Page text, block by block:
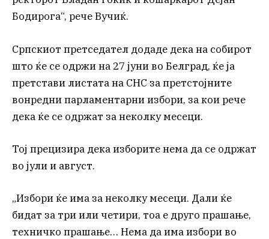
Бодирога“, рече Вучиќ.
Српскиот претседател додаде дека на собирот
што ќе се одржи на 27 јуни во Белград, ќе ја
претстави листата на СНС за претстојните
вонредни парламентарни избори, за кои рече
дека ќе се одржат за неколку месеци.
Тој прецизира дека изборите нема да се одржат
во јули и август.
„Избори ќе има за неколку месеци. Дали ќе
бидат за три или четири, тоа е друго прашање,
техничко прашање… Нема да има избори во